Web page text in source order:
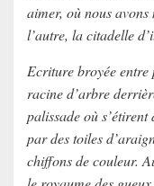
aimer, où nous
l’autre, la citadelle
Ecriture broyée
racine d’arbre
palissade où
par des toiles
chiffons de couleur.